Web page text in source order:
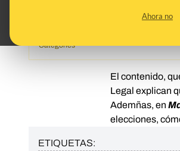
Ahora no
Categories
El contenido,
Legal explican
Ademñas, en
elecciones,
ETIQUETAS: